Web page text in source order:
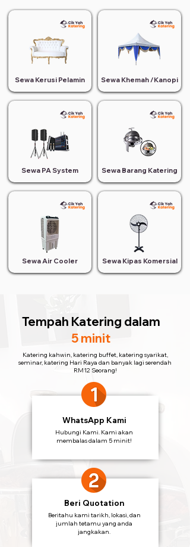
Sewa Kerusi Pelamin
Sewa PA System
Sewa Air Cooler
Sewa Khemah /Kanopi
Sewa Barang Katering
Sewa Kipas Komersial
Tempah Katering dalam
5 minit
Katering kahwin, katering buffet, katering syarikat,
seminar, katering Hari Raya dan banyak lagi serendah
RM12 Seorang!
WhatsApp Kami
Hubungi Kami. Kami akan
membalas dalam 5 minit!
Beri Quotation
Beritahu kami tarikh, lokasi, dan
jumlah tetamu yang anda
jangkakan.